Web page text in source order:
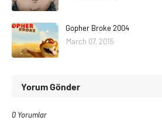
Gopher Broke 2004
March 07, 2015
Yorum Gönder
0 Yorumlar